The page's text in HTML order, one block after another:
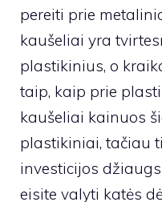
pereiti prie
kaušeliai yra
plastikinius, o
taip, kaip prie
kaušeliai kainuos
plastikiniai, tačiau
investicijos
eisite valyti katės